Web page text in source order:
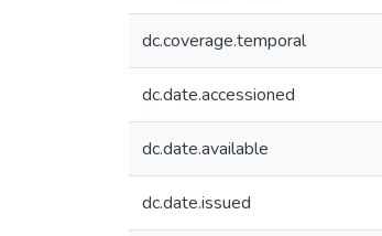
dc.coverage.temporal
dc.date.accessioned
dc.date.available
dc.date.issued